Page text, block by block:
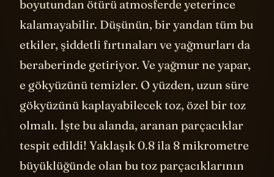
boyutundan ötürü atmosferde yeterince
kalamayabilir. Düşünün, bir yandan tüm bu
etkiler, şiddetli fırtınaları ve yağmurları da
beraberinde getiriyor. Ve yağmur ne yapar,
e gökyüzünü temizler. O yüzden, uzun süre
gökyüzünü kaplayabilecek toz, özel bir toz
olmalı. İşte bu alanda, aranan parçacıklar
tespit edildi! Yaklaşık 0.8 ila 8 mikrometre
büyüklüğünde olan bu toz parçacıklarının